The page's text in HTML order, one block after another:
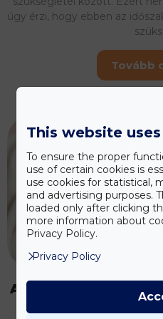
úgy érzi, hogy ebben az
Tovább
A VitaHelpnek
This website
To ensure the proper
use of certain cookies is
use cookies for statistical,
and advertising purposes.
loaded only after clicking
more information about
Privacy Policy.
Privacy Policy